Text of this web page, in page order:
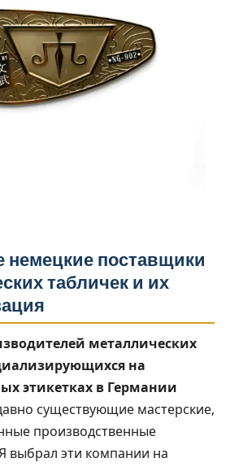
немецкие поставщики
табличек и их
металлических
на
этикетках в Германии
существующие мастерские,
производственные
выбрал эти компании на